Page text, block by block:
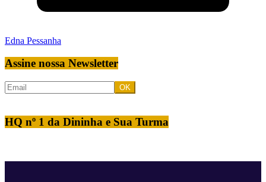
Edna Pessanha
Assine nossa Newsletter
HQ nº 1 da Dininha e Sua Turma